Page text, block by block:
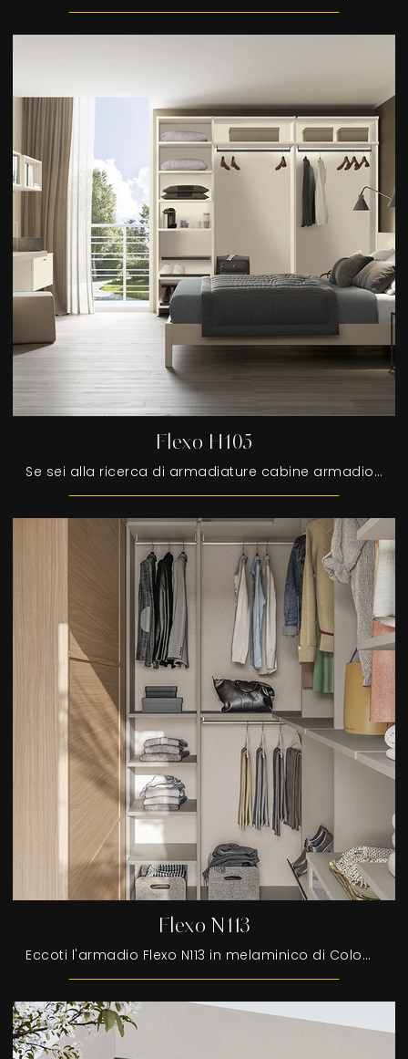
Flexo H105
Se sei alla ricerca di armadiature cabine armadio con ante scorrevoli, clicca e scopri l'armadio Flexo H105 di Colombini Casa in melaminico.
Flexo N113
Eccoti l'armadio Flexo N113 in melaminico di Colombini Casa! Una ricca gamma di armadi cabine armadio con ante battenti.